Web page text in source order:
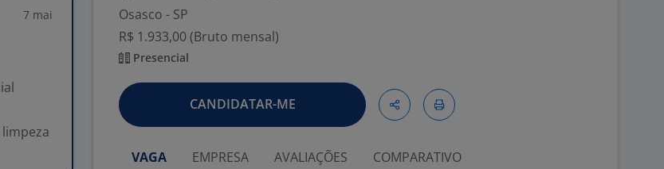
7 mai
Osasco - SP
R$ 1.933,00 (Bruto mensal)
Presencial
CANDIDATAR-ME
VAGA EMPRESA AVALIAÇÕES COMPARATIVO